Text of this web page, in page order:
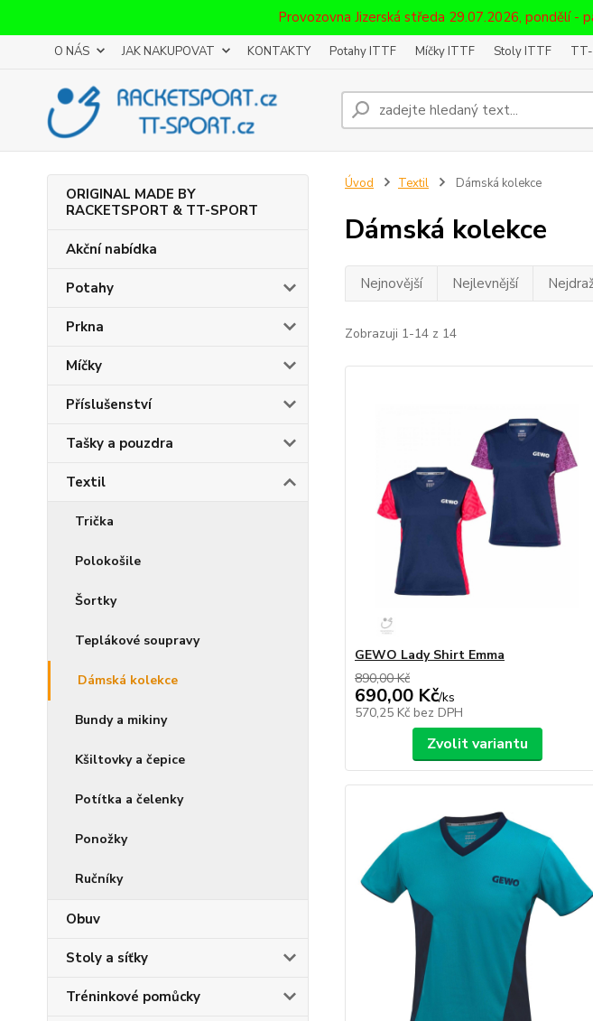
Provozovna Jizerská středa 29.07.2026, pondělí -
O NÁS JAK NAKUPOVAT KONTAKTY Potahy ITTF Míčky ITTF Stoly ITTF TT-
ORIGINAL MADE BY
RACKETSPORT & TT-SPORT
Akční nabídka
Potahy
Prkna
Míčky
Příslušenství
Tašky a pouzdra
Textil
Trička
Polokošile
Šortky
Teplákové soupravy
Dámská kolekce
Bundy a mikiny
Kšiltovky a čepice
Potítka a čelenky
Ponožky
Ručníky
Obuv
Stoly a síťky
Tréninkové pomůcky
Úvod Textil Dámská kolekce
Dámská kolekce
Nejnovější Nejlevnější
Zobrazuji 1-14 z 14
GEWO Lady Shirt Emma
890,00 Kč
690,00 Kč/ks
570,25 Kč bez DPH
Zvolit variantu